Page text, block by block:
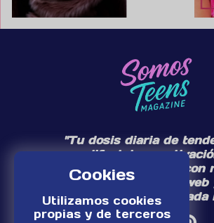
Cookies
Utilizamos cookies
propias y de terceros
"Tu dosis diaria de
lifestyle y
Te acompañamos con
diarias en nuestra web
edición especial cada